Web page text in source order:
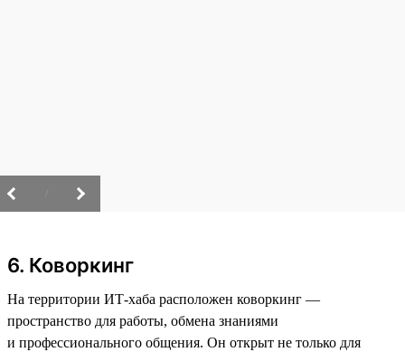
6. Коворкинг
На территории ИТ-хаба расположен коворкинг —
пространство для работы, обмена знаниями
и профессионального общения. Он открыт не только для